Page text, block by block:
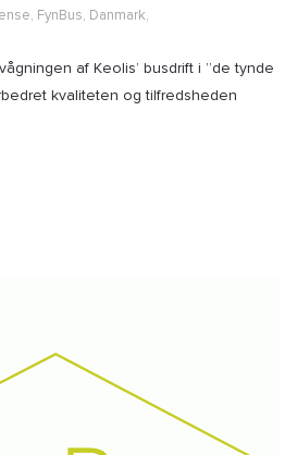
, FynBus, Danmark,
af Keolis’ busdrift i ”de tynde
kvaliteten og tilfredsheden